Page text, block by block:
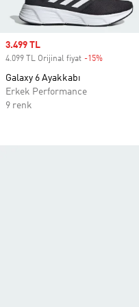
Sale price
3.499 TL
4.099 TL Orijinal fiyat -15%
Galaxy 6 Ayakkabı
Erkek Performance
9 renk